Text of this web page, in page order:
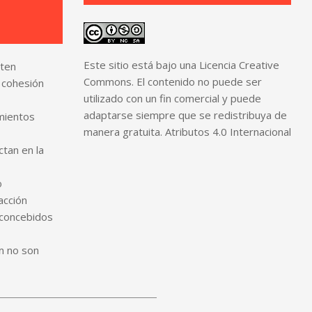
en la
no son
Este sitio está bajo una Licencia Creative
Commons. El contenido no puede ser
utilizado con un fin comercial y puede
adaptarse siempre que se redistribuya de
manera gratuita. Atributos 4.0 Internacional